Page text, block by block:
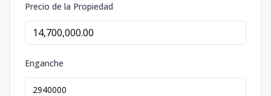
Precio de la Propiedad
Enganche